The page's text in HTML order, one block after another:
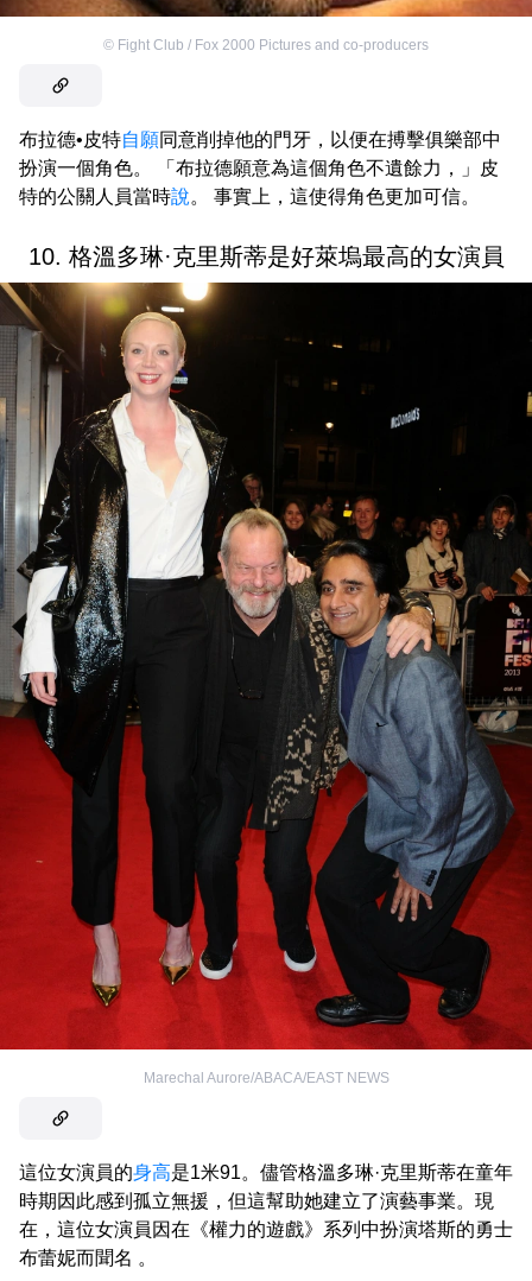
© Fight Club / Fox 2000 Pictures and co-producers
布拉德•皮特自願同意削掉他的門牙，以便在搏擊俱樂部中
扮演一個角色。 「布拉德願意為這個角色不遺餘力，」皮
特的公關人員當時說。 事實上，這使得角色更加可信。
10. 格溫多琳·克里斯蒂是好萊塢最高的女演員
Marechal Aurore/ABACA/EAST NEWS
這位女演員的身高是1米91。儘管格溫多琳·克里斯蒂在童年
時期因此感到孤立無援，但這幫助她建立了演藝事業。現
在，這位女演員因在《權力的遊戲》系列中扮演塔斯的勇士
布蕾妮而聞名 。